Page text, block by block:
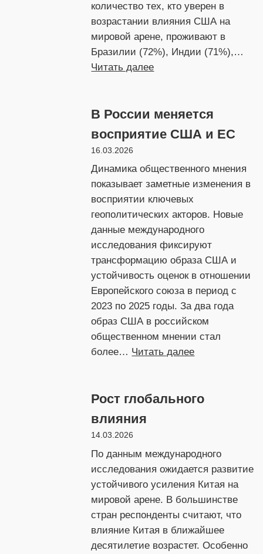
количество тех, кто уверен в
возрастании влияния США на
мировой арене, проживают в
Бразилии (72%), Индии (71%),…
Читать далее:
ближайшие
влияние
на
мировой
арене
В России меняется
восприятие США и ЕС
16.03.2026
Динамика общественного мнения
показывает заметные изменения в
восприятии ключевых
геополитических акторов. Новые
данные международного
исследования фиксируют
трансформацию образа США и
устойчивость оценок в отношении
Европейского союза в период с
2023 по 2025 годы. За два года
образ США в российском
общественном мнении стал
более… Читать далее:
меняется
ЕС
Рост глобального
влияния
14.03.2026
По данным международного
исследования ожидается развитие
устойчивого усиления Китая на
мировой арене. В большинстве
стран респонденты считают, что
влияние Китая в ближайшее
десятилетие возрастет. Особенно